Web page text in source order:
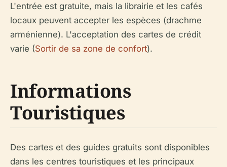
L'entrée est gratuite, mais la librairie et les cafés
locaux peuvent accepter les espèces (drachme
arménienne). L'acceptation des cartes de crédit
varie (Sortir de sa zone de confort).
Informations
Touristiques
Des cartes et des guides gratuits sont disponibles
dans les centres touristiques et les principaux